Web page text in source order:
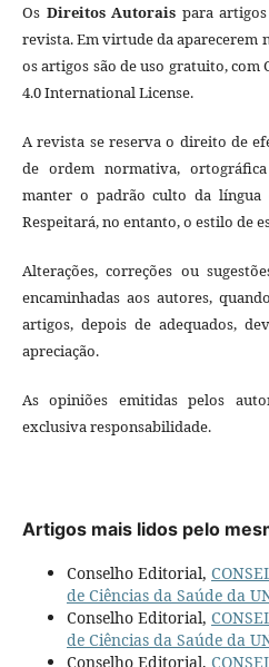
Os Direitos Autorais para
revista. Em virtude da aparecerem
os artigos são de uso gratuito,
4.0 International License.
A revista se reserva o direito de
de ordem normativa,
manter o padrão culto da
Respeitará, no entanto, o estilo de
Alterações, correções ou
encaminhadas aos autores,
artigos, depois de adequados,
apreciação.
As opiniões emitidas pelos
exclusiva responsabilidade.
Artigos mais lidos pelo
Conselho Editorial,
de Ciências da Saúde da
Conselho Editorial,
de Ciências da Saúde da
Conselho Editorial,